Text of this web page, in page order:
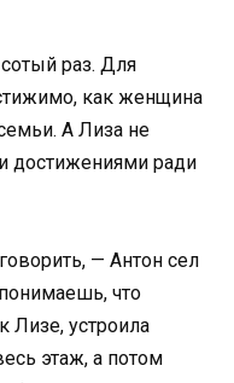
раз. Для
как женщина
А Лиза не
достижениями ради
— Антон сел
что
Лизе, устроила
этаж, а потом